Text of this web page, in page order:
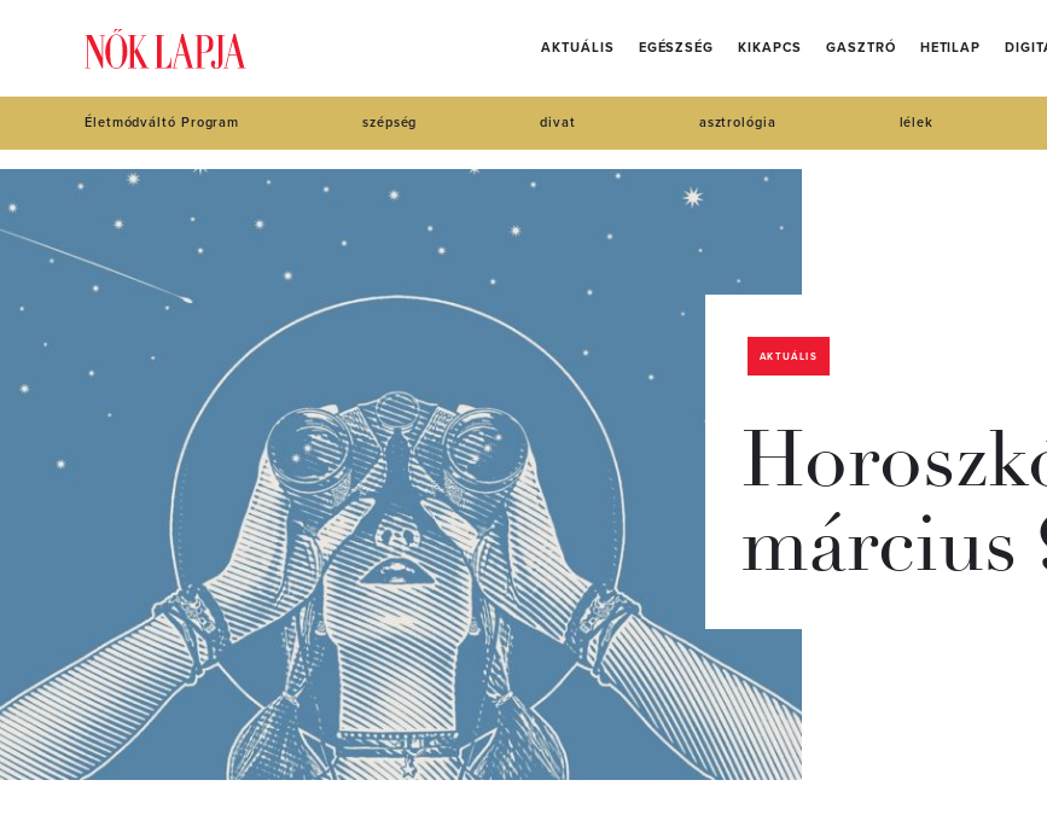
AKTUÁLIS EGÉSZSÉG KIKAPCS GASZTRÓ HETILAP
Életmódváltó Program szépség divat asztrológia lélek
AKTUÁLIS
március